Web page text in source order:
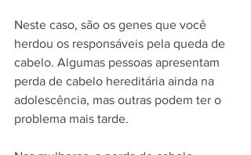
Neste caso, são os genes que você
herdou os responsáveis pela queda de
cabelo. Algumas pessoas apresentam
perda de cabelo hereditária ainda na
adolescência, mas outras podem ter o
problema mais tarde.